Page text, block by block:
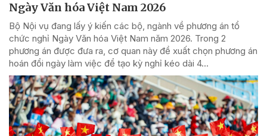
Ngày Văn hóa Việt Nam 2026
Bộ Nội vụ đang lấy ý kiến các bộ, ngành về phương án tổ
chức nghỉ Ngày Văn hóa Việt Nam năm 2026. Trong 2
phương án được đưa ra, cơ quan này đề xuất chọn phương án
hoán đổi ngày làm việc để tạo kỳ nghỉ kéo dài 4...